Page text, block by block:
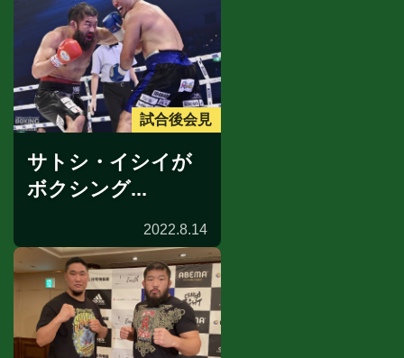
試合後会見
サトシ・イシイが
ボクシング...
2022.8.14